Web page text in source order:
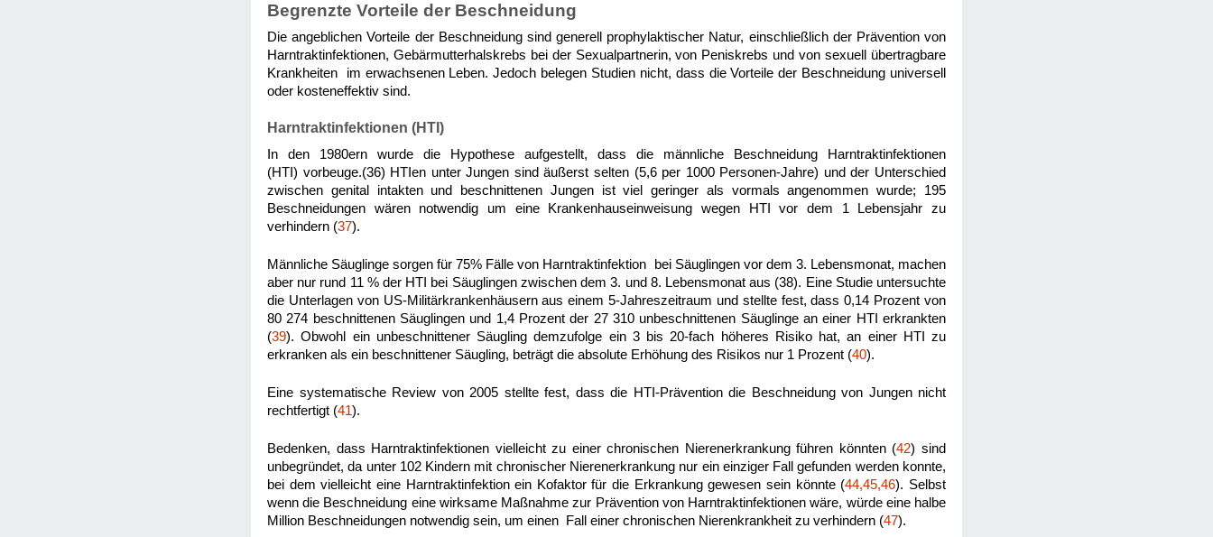
Begrenzte Vorteile der Beschneidung
Die angeblichen Vorteile der Beschneidung sind generell prophylaktischer Natur, einschließlich der Prävention von
Harntraktinfektionen, Gebärmutterhalskrebs bei der Sexualpartnerin, von Peniskrebs und von sexuell übertragbare
Krankheiten im erwachsenen Leben. Jedoch belegen Studien nicht, dass die Vorteile der Beschneidung universell
oder kosteneffektiv sind.
Harntraktinfektionen (HTI)
In den 1980ern wurde die Hypothese aufgestellt, dass die männliche Beschneidung Harntraktinfektionen
(HTI) vorbeuge.(36) HTIen unter Jungen sind äußerst selten (5,6 per 1000 Personen-Jahre) und der Unterschied
zwischen genital intakten und beschnittenen Jungen ist viel geringer als vormals angenommen wurde; 195
Beschneidungen wären notwendig um eine Krankenhauseinweisung wegen HTI vor dem 1 Lebensjahr zu
verhindern (37).
Männliche Säuglinge sorgen für 75% Fälle von Harntraktinfektion bei Säuglingen vor dem 3. Lebensmonat, machen
aber nur rund 11 % der HTI bei Säuglingen zwischen dem 3. und 8. Lebensmonat aus (38). Eine Studie untersuchte
die Unterlagen von US-Militärkrankenhäusern aus einem 5-Jahreszeitraum und stellte fest, dass 0,14 Prozent von
80 274 beschnittenen Säuglingen und 1,4 Prozent der 27 310 unbeschnittenen Säuglinge an einer HTI erkrankten
(39). Obwohl ein unbeschnittener Säugling demzufolge ein 3 bis 20-fach höheres Risiko hat, an einer HTI zu
erkranken als ein beschnittener Säugling, beträgt die absolute Erhöhung des Risikos nur 1 Prozent (40).
Eine systematische Review von 2005 stellte fest, dass die HTI-Prävention die Beschneidung von Jungen nicht
rechtfertigt (41).
Bedenken, dass Harntraktinfektionen vielleicht zu einer chronischen Nierenerkrankung führen könnten (42) sind
unbegründet, da unter 102 Kindern mit chronischer Nierenerkrankung nur ein einziger Fall gefunden werden konnte,
bei dem vielleicht eine Harntraktinfektion ein Kofaktor für die Erkrankung gewesen sein könnte (44,45,46). Selbst
wenn die Beschneidung eine wirksame Maßnahme zur Prävention von Harntraktinfektionen wäre, würde eine halbe
Million Beschneidungen notwendig sein, um einen Fall einer chronischen Nierenkrankheit zu verhindern (47).